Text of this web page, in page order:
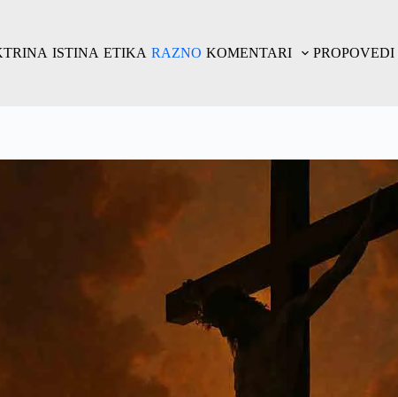
ISTINA ETIKA RAZNO KOMENTARI PROPOVEDI